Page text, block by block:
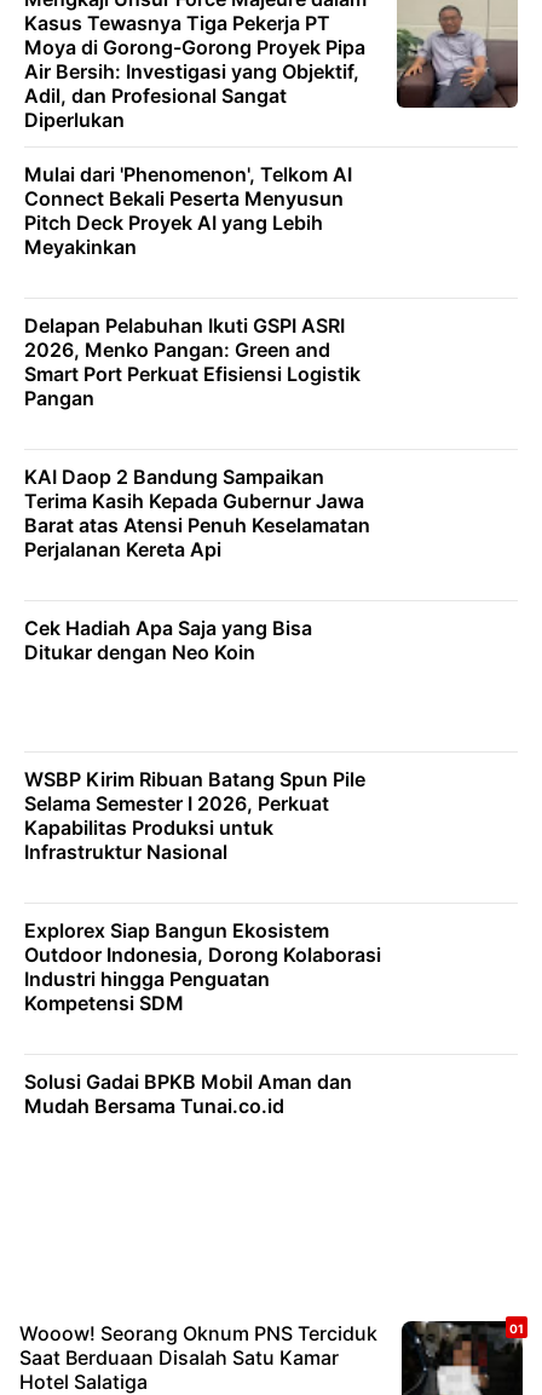
Kasus Tewasnya Tiga Pekerja PT
Moya di Gorong-Gorong Proyek Pipa
Air Bersih: Investigasi yang Objektif,
Adil, dan Profesional Sangat
Diperlukan
Mulai dari 'Phenomenon', Telkom AI
Connect Bekali Peserta Menyusun
Pitch Deck Proyek AI yang Lebih
Meyakinkan
Delapan Pelabuhan Ikuti GSPI ASRI
2026, Menko Pangan: Green and
Smart Port Perkuat Efisiensi Logistik
Pangan
KAI Daop 2 Bandung Sampaikan
Terima Kasih Kepada Gubernur Jawa
Barat atas Atensi Penuh Keselamatan
Perjalanan Kereta Api
Cek Hadiah Apa Saja yang Bisa
Ditukar dengan Neo Koin
WSBP Kirim Ribuan Batang Spun Pile
Selama Semester I 2026, Perkuat
Kapabilitas Produksi untuk
Infrastruktur Nasional
Explorex Siap Bangun Ekosistem
Outdoor Indonesia, Dorong Kolaborasi
Industri hingga Penguatan
Kompetensi SDM
Solusi Gadai BPKB Mobil Aman dan
Mudah Bersama Tunai.co.id
Wooow! Seorang Oknum PNS Terciduk
Saat Berduaan Disalah Satu Kamar
Hotel Salatiga